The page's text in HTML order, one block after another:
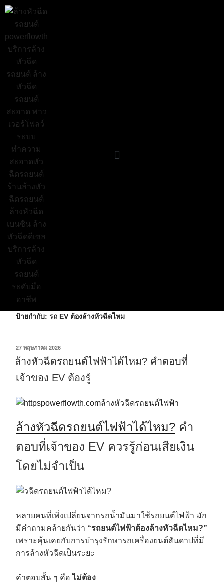
ป้ายกำกับ: รถ EV ต้องล้างหัวฉีดไหม
27 พฤษภาคม 2026
ล้างหัวฉีดรถยนต์ไฟฟ้าได้ไหม? คำตอบที่
เจ้าของ EV ต้องรู้
ล้างหัวฉีดรถยนต์ไฟฟ้าได้ไหม? คำ
ตอบที่เจ้าของ EV ควรรู้ก่อนเสียเงิน
โดยไม่จำเป็น
หลายคนที่เพิ่งเปลี่ยนจากรถน้ำมันมาใช้รถยนต์ไฟฟ้า มัก
มีคำถามคล้ายกันว่า “รถยนต์ไฟฟ้าต้องล้างหัวฉีดไหม?”
เพราะคุ้นเคยกับการบำรุงรักษารถเครื่องยนต์สันดาปที่มี
การล้างหัวฉีดเป็นระยะ
คำตอบสั้น ๆ คือไม่ต้อง